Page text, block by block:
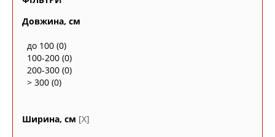
Довжина, см
до 100 (0)
100-200 (0)
200-300 (0)
> 300 (0)
Ширина, см [X]